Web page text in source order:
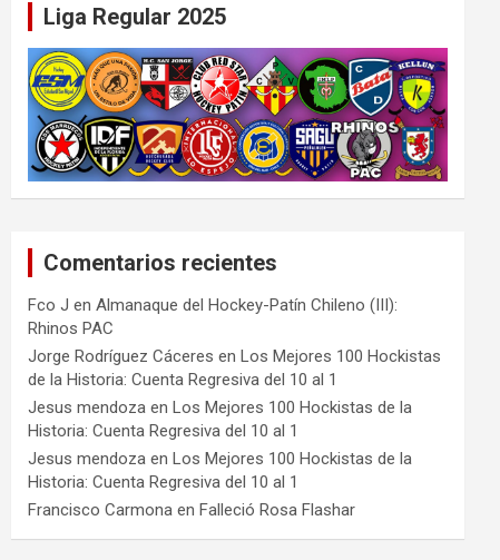
Liga Regular 2025
Comentarios recientes
Fco J enAlmanaque del Hockey-Patín Chileno (III):
Rhinos PAC
Jorge Rodríguez Cáceres enLos Mejores 100 Hockistas
de la Historia: Cuenta Regresiva del 10 al 1
Jesus mendoza enLos Mejores 100 Hockistas de la
Historia: Cuenta Regresiva del 10 al 1
Jesus mendoza enLos Mejores 100 Hockistas de la
Historia: Cuenta Regresiva del 10 al 1
Francisco Carmona enFalleció Rosa Flashar